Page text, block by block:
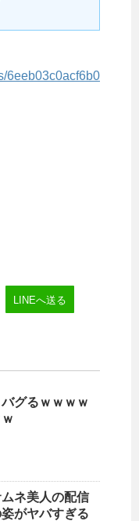
6eeb03c0acf6b0
LINEへ送る
バグるｗｗｗｗ
ムネ美人の配信
がヤバすぎる